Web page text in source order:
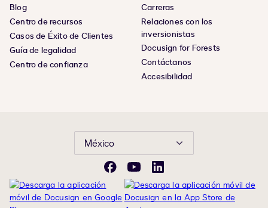
Blog
Centro de recursos
Casos de Éxito de Clientes
Guía de legalidad
Centro de confianza
Carreras
Relaciones con los
inversionistas
Docusign for Forests
Contáctanos
Accesibilidad
México
FacebookYouTubeLinkedIn